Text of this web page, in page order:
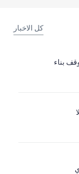
كل الاخبار
بناء